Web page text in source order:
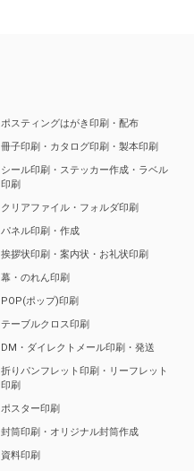
ポスティングはがき印刷・配布
冊子印刷・カタログ印刷・製本印刷
シール印刷・ステッカー作成・ラベル
印刷
クリアファイル・フォルダ印刷
パネル印刷・作成
挨拶状印刷・案内状・お礼状印刷
幕・のれん印刷
POP(ポップ)印刷
テーブルクロス印刷
DM・ダイレクトメール印刷・発送
折りパンフレット印刷・リーフレット
印刷
ポスター印刷
封筒印刷・オリジナル封筒作成
資料印刷